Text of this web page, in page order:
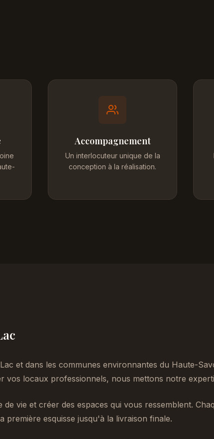
Accompagnement
Un interlocuteur unique de la
conception à la réalisation.
et dans les communes environnantes du Haute-
locaux professionnels, nous mettons notre
vie et créer des espaces qui vous ressemblent.
esquisse jusqu'à la livraison finale.